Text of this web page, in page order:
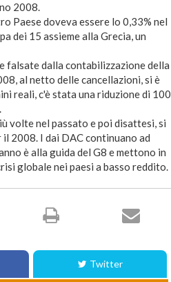
2008.
Paese doveva essere lo 0,33% nel
dei 15 assieme alla Grecia, un
falsate dalla contabilizzazione della
al netto delle cancellazioni, si è
reali, c'è stata una riduzione di 100
volte nel passato e poi disattesi, si
2008. I dai DAC continuano ad
è alla guida del G8 e mettono in
globale nei paesi a basso reddito.
Twitter